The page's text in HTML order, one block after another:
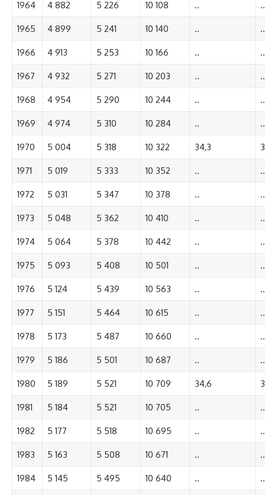
1964 4 882 5 226 10 108 .. ..
1965 4 899 5 241 10 140 .. ..
1966 4 913 5 253 10 166 .. ..
1967 4 932 5 271 10 203 .. ..
1968 4 954 5 290 10 244 .. ..
1969 4 974 5 310 10 284 .. ..
1970 5 004 5 318 10 322 34,3
1971 5 019 5 333 10 352 .. ..
1972 5 031 5 347 10 378 .. ..
1973 5 048 5 362 10 410 .. ..
1974 5 064 5 378 10 442 .. ..
1975 5 093 5 408 10 501 .. ..
1976 5 124 5 439 10 563 .. ..
1977 5 151 5 464 10 615 .. ..
1978 5 173 5 487 10 660 .. ..
1979 5 186 5 501 10 687 .. ..
1980 5 189 5 521 10 709 34,6
1981 5 184 5 521 10 705 .. ..
1982 5 177 5 518 10 695 .. ..
1983 5 163 5 508 10 671 .. ..
1984 5 145 5 495 10 640 .. ..